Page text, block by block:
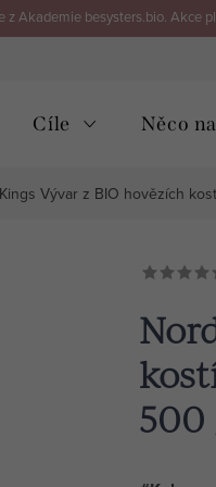
Akademie besysters.bio. Akce
Cíle Něco
Vývar z BIO hovězích
500